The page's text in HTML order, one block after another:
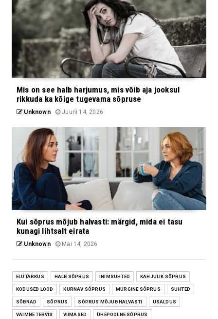
Mis on see halb harjumus, mis võib aja jooksul
rikkuda ka kõige tugevama sõpruse
Unknown Juuni 14, 2026
Kui sõprus mõjub halvasti: märgid, mida ei tasu
kunagi lihtsalt eirata
Unknown Mai 14, 2026
ELUTARKUS HALB SÕPRUS INIMSUHTED KAHJULIK SÕPRUS
KODUSED LOOD KURNAV SÕPRUS MÜRGINE SÕPRUS SUHTED
SÕBRAD SÕPRUS SÕPRUS MÕJUB HALVASTI USALDUS
VAIMNE TERVIS VIIMASED ÜHEPOOLNE SÕPRUS